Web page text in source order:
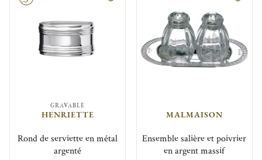
GRAVABLE
HENRIETTE
Rond de serviette en métal
argenté
MALMAISON
Ensemble salière et poivrier
en argent massif